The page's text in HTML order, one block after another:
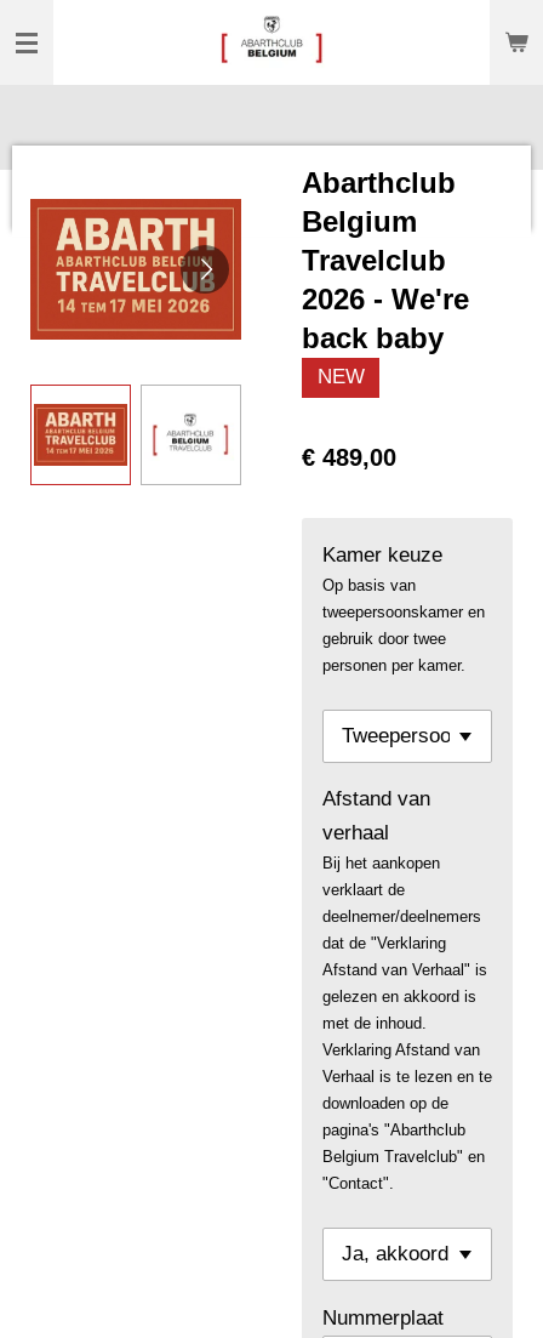
Ga
direct
Abarthclub
Belgium
Travelclub
2026 - We're
back baby
NEW
€ 489,00
Kamer keuze
Op basis van
tweepersoonskamer en
gebruik door twee
personen per kamer.
Afstand van
verhaal
Bij het aankopen
verklaart de
deelnemer/deelnemers
dat de "Verklaring
Afstand van Verhaal" is
gelezen en akkoord is
met de inhoud.
Verklaring Afstand van
Verhaal is te lezen en te
downloaden op de
pagina's "Abarthclub
Belgium Travelclub" en
"Contact".
Nummerplaat